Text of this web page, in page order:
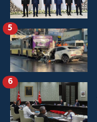
5
6